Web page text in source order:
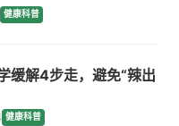
健康科普
缓解4步走，避免“辣出
健康科普